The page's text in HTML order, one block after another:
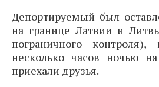
Депортируемый был
на границе Латвии и
пограничного
несколько часов ночью
приехали друзья.